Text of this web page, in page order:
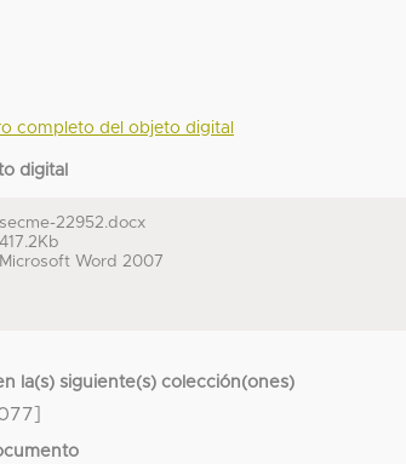
completo del objeto digital
digital
secme-22952.docx
417.2Kb
Microsoft Word 2007
la(s) siguiente(s) colección(ones)